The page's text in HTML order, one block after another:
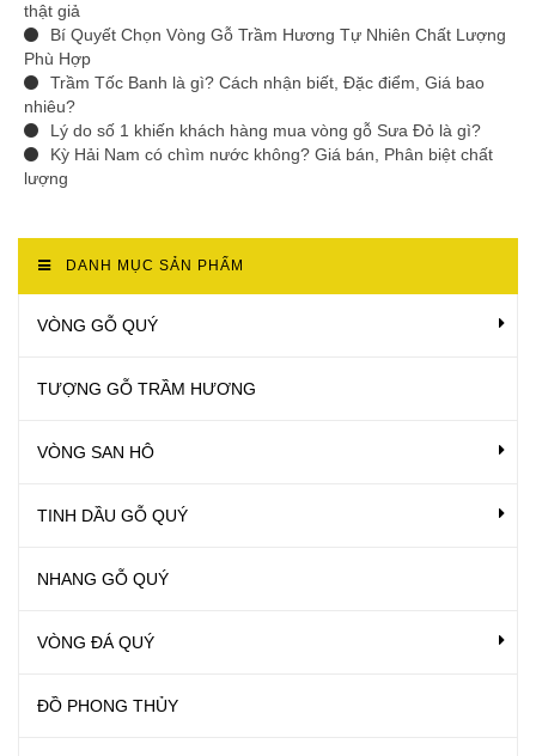
thật giả
Bí Quyết Chọn Vòng Gỗ Trầm Hương Tự Nhiên Chất Lượng
Phù Hợp
Trầm Tốc Banh là gì? Cách nhận biết, Đặc điểm, Giá bao
nhiêu?
Lý do số 1 khiến khách hàng mua vòng gỗ Sưa Đỏ là gì?
Kỳ Hải Nam có chìm nước không? Giá bán, Phân biệt chất
lượng
DANH MỤC SẢN PHẨM
VÒNG GỖ QUÝ
TƯỢNG GỖ TRẦM HƯƠNG
VÒNG SAN HÔ
TINH DẦU GỖ QUÝ
NHANG GỖ QUÝ
VÒNG ĐÁ QUÝ
ĐỒ PHONG THỦY